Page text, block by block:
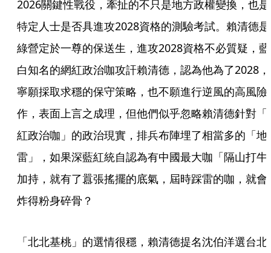
2026關鍵性戰役，牽扯的不只是地方政權變換，也是
特定人士是否具進攻2028資格的測驗考試。賴清德是
綠營定於一尊的保送生，進攻2028資格不必質疑，藍
白知名的網紅政治咖攻訐賴清德，認為他為了2028，
寧願採取求穩的保守策略，也不願進行逆風的高風險
作，表面上言之成理，但他們似乎忽略賴清德針對「
紅政治咖」的政治現實，排兵布陣埋了相當多的「地
雷」，如果深藍紅統自認為有中國最大咖「隔山打牛
加持，就有了囂張搖擺的底氣，屆時踩雷的咖，就會
炸得粉身碎骨？
「北北基桃」的選情很穩，賴清德提名沈伯洋選台北